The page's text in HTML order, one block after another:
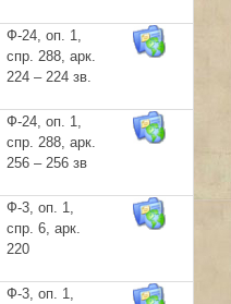
Ф-24, оп. 1,
спр. 288, арк.
224 – 224 зв.
Ф-24, оп. 1,
спр. 288, арк.
256 – 256 зв
Ф-3, оп. 1,
спр. 6, арк.
220
Ф-3, оп. 1,